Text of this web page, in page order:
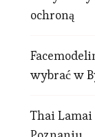
ochroną
wybrać w
Thai